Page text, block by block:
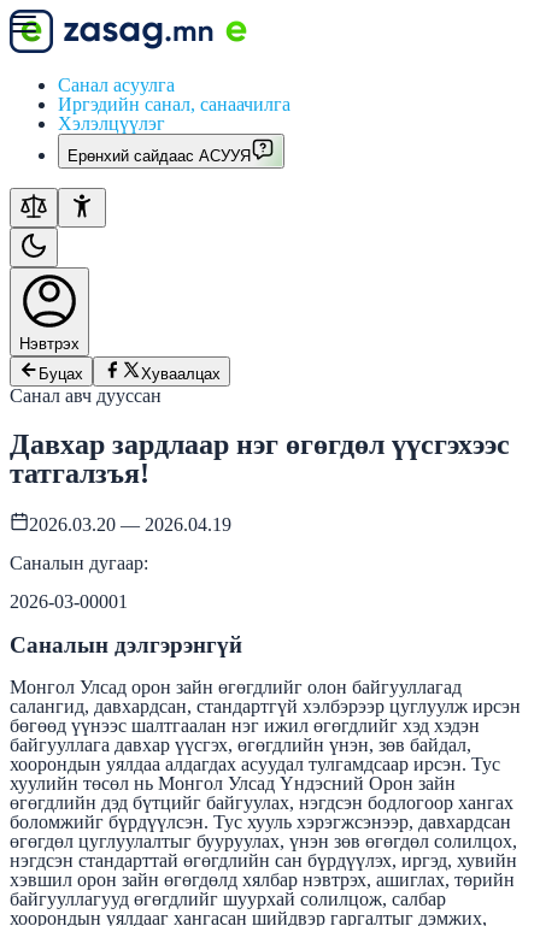
Санал асуулга
Иргэдийн санал, санаачилга
Хэлэлцүүлэг
Ерөнхий сайдаас АСУУЯ
Нэвтрэх
Буцах
Хуваалцах
Санал авч дууссан
Давхар зардлаар нэг өгөгдөл үүсгэхээс
татгалзъя!
2026.03.20 — 2026.04.19
Саналын дугаар:
2026-03-00001
Саналын дэлгэрэнгүй
Монгол Улсад орон зайн өгөгдлийг олон байгууллагад
салангид, давхардсан, стандартгүй хэлбэрээр цуглуулж ирсэн
бөгөөд үүнээс шалтгаалан нэг ижил өгөгдлийг хэд хэдэн
байгууллага давхар үүсгэх, өгөгдлийн үнэн, зөв байдал,
хоорондын уялдаа алдагдах асуудал тулгамдсаар ирсэн. Тус
хуулийн төсөл нь Монгол Улсад Үндэсний Орон зайн
өгөгдлийн дэд бүтцийг байгуулах, нэгдсэн бодлогоор хангах
боломжийг бүрдүүлсэн. Тус хууль хэрэгжсэнээр, давхардсан
өгөгдөл цуглуулалтыг бууруулах, үнэн зөв өгөгдөл солилцох,
нэгдсэн стандарттай өгөгдлийн сан бүрдүүлэх, иргэд, хувийн
хэвшил орон зайн өгөгдөлд хялбар нэвтрэх, ашиглах, төрийн
байгууллагууд өгөгдлийг шуурхай солилцож, салбар
хоорондын уялдааг хангасан шийдвэр гаргалтыг дэмжих,